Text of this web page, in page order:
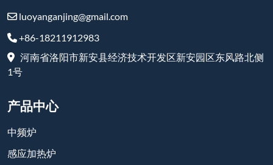
luoyanganjing@gmail.com
+86-18211912983
河南省洛阳市新安县经济技术开发区新安园区东风路北侧
1号
产品中心
中频炉
感应加热炉